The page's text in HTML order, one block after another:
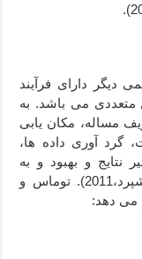
دیگر دارای فرآیند
متعددی می باشد. به
مساله، مکان یابی
گرد آوری داده ها،
نتایج و بهبود و به
روزرسانی مرور و بازبینی ادبیات(میر و شپرد،2011). توماس و
می دهد: